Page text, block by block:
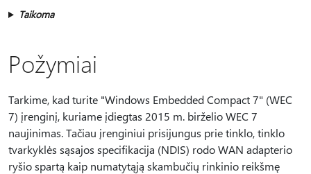
Taikoma
Požymiai
Tarkime, kad turite "Windows Embedded Compact 7" (WEC
7) įrenginį, kuriame įdiegtas 2015 m. birželio WEC 7
naujinimas. Tačiau įrenginiui prisijungus prie tinklo, tinklo
tvarkyklės sąsajos specifikacija (NDIS) rodo WAN adapterio
ryšio spartą kaip numatytąją skambučių rinkinio reikšmę